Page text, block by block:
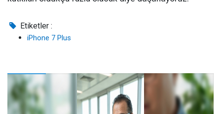
Etiketler :
iPhone 7 Plus